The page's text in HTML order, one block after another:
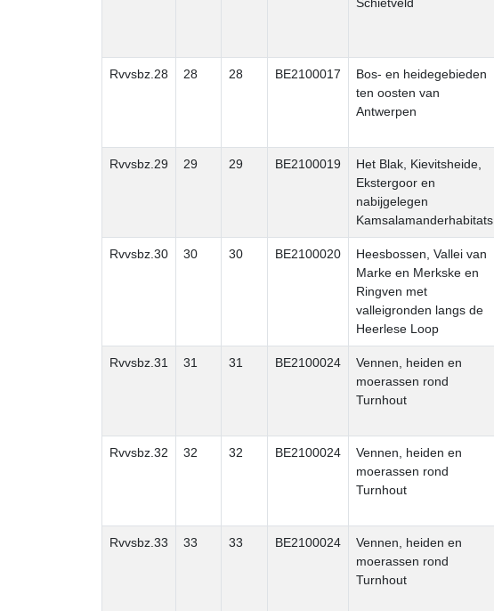
Rvvsbz.28 28 28 BE2100017
Bos- en heidegebieden
ten oosten van
Antwerpen
Rvvsbz.29 29 29 BE2100019
Het Blak, Kievitsheide,
Ekstergoor en
nabijgelegen
Kamsalamanderhabitats
Rvvsbz.30 30 30 BE2100020
Heesbossen, Vallei van
Marke en Merkske en
Ringven met
valleigronden langs de
Heerlese Loop
Rvvsbz.31 31 31 BE2100024
Vennen, heiden en
moerassen rond
Turnhout
Rvvsbz.32 32 32 BE2100024
Vennen, heiden en
moerassen rond
Turnhout
Rvvsbz.33 33 33 BE2100024
Vennen, heiden en
moerassen rond
Turnhout